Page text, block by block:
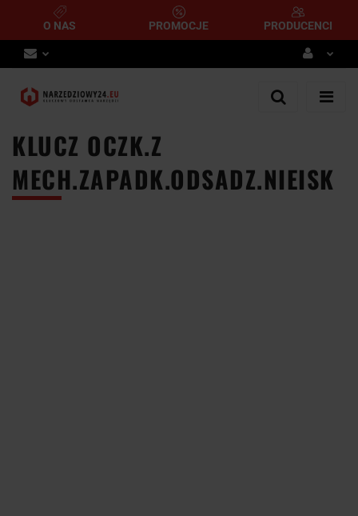
O NAS PROMOCJE PRODUCENCI
Zaloguj się
KLUCZ OCZK.Z
MECH.ZAPADK.ODSADZ.NIEISK